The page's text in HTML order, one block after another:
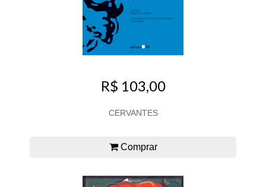
R$ 103,00
CERVANTES
Comprar